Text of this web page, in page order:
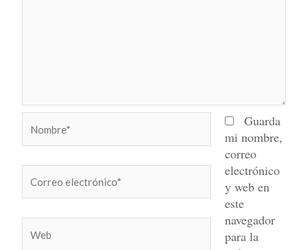
electrónico*
Guarda
mi nombre,
correo
electrónico
y web en
este
navegador
para la